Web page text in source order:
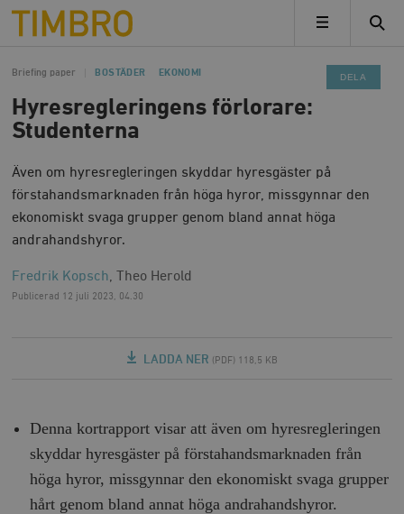
Timbro
MENY
Briefing paper BOSTÄDER EKONOMI
Hyresregleringens förlorare:
Studenterna
Även om hyresregleringen skyddar hyresgäster på
förstahandsmarknaden från höga hyror, missgynnar den
ekonomiskt svaga grupper genom bland annat höga
andrahandshyror.
Fredrik Kopsch, Theo Herold
Publicerad 12 juli 2023, 04.30
LADDA NER (PDF) 118,5 KB
Denna kortrapport visar att även om hyresregleringen
skyddar hyresgäster på förstahandsmarknaden från
höga hyror, missgynnar den ekonomiskt svaga grupper
hårt genom bland annat höga andrahandshyror.
DELA